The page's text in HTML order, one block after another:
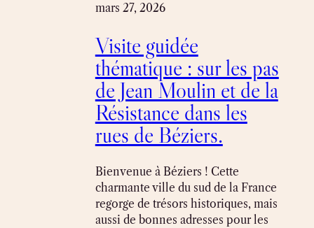
mars 27, 2026
Visite guidée
thématique : sur les pas
de Jean Moulin et de la
Résistance dans les
rues de Béziers.
Bienvenue à Béziers ! Cette
charmante ville du sud de la France
regorge de trésors historiques, mais
aussi de bonnes adresses pour les